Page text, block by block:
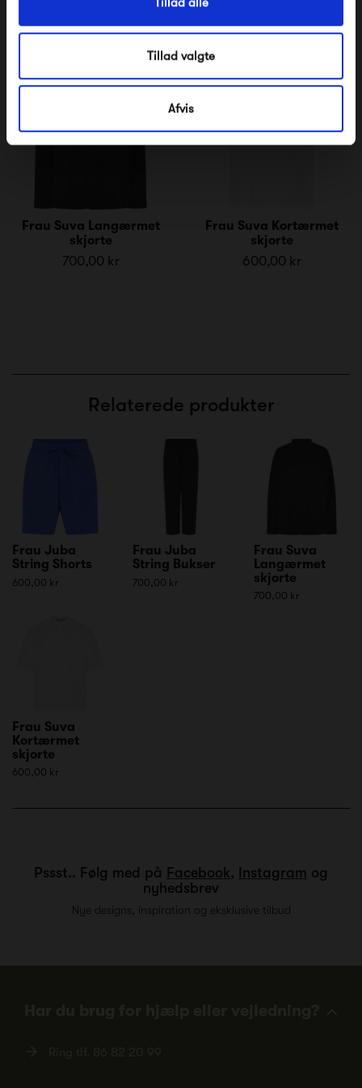
Tillad valgte
Afvis
Frau Suva Langærmet
skjorte
700,00 kr
Frau Suva Kortærmet
skjorte
600,00 kr
Relaterede produkter
Frau Juba
String Shorts
600,00 kr
Frau Juba
String Bukser
700,00 kr
Frau Suva
Langærmet
skjorte
700,00 kr
Frau Suva
Kortærmet
skjorte
600,00 kr
Pssst.. Følg med på Facebook, Instagram og
nyhedsbrev
Nye designs, inspiration og eksklusive tilbud